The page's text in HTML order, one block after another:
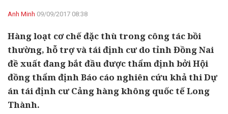
Anh Minh 09/09/2017 08:38
Hàng loạt cơ chế đặc thù trong công tác bồi
thường, hỗ trợ và tái định cư do tỉnh Đồng Nai
đề xuất đang bắt đầu được thẩm định bởi Hội
đồng thẩm định Báo cáo nghiên cứu khả thi Dự
án tái định cư Cảng hàng không quốc tế Long
Thành.